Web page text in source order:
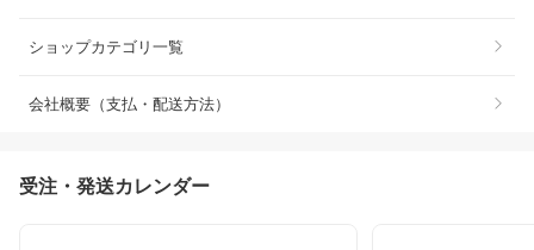
ショップカテゴリ一覧
会社概要（支払・配送方法）
受注・発送カレンダー